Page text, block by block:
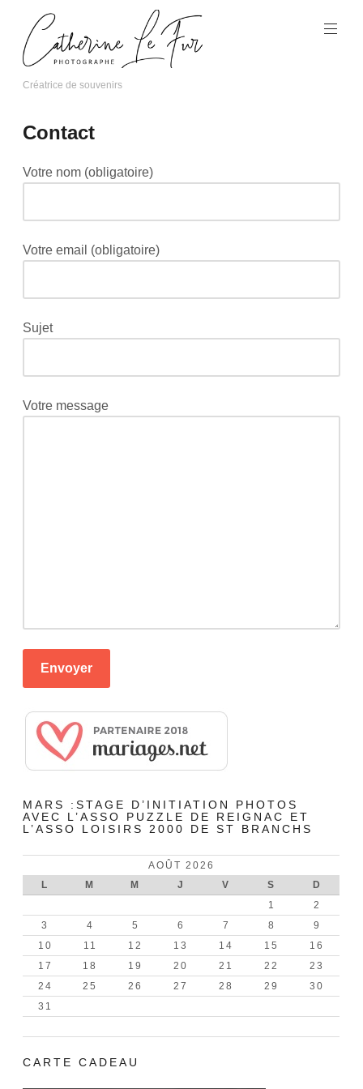
au
contenu
principal
Le
Fur
Photographe
Créatrice de souvenirs
Contact
Votre nom (obligatoire)
Votre email (obligatoire)
Sujet
Votre message
MARS :STAGE D’INITIATION PHOTOS
AVEC L’ASSO PUZZLE DE REIGNAC ET
L’ASSO LOISIRS 2000 DE ST BRANCHS
AOÛT 2026
L
M M J V S
D
1
2
3
4 5 6 7 8
9
10
11 12 13 14 15
16
17
18 19 20 21 22
23
24
25 26 27 28 29
30
31
CARTE CADEAU